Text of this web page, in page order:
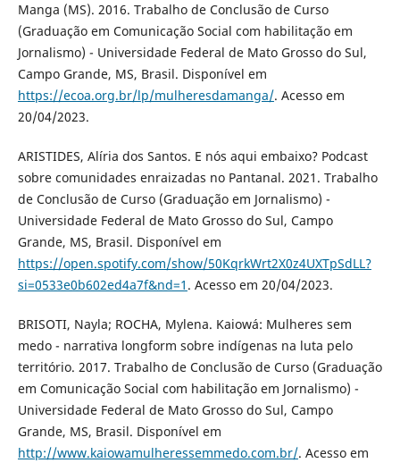
Manga (MS). 2016. Trabalho de Conclusão de Curso
(Graduação em Comunicação Social com habilitação em
Jornalismo) - Universidade Federal de Mato Grosso do Sul,
Campo Grande, MS, Brasil. Disponível em
https://ecoa.org.br/lp/mulheresdamanga/. Acesso em
20/04/2023.
ARISTIDES, Alíria dos Santos. E nós aqui embaixo? Podcast
sobre comunidades enraizadas no Pantanal. 2021. Trabalho
de Conclusão de Curso (Graduação em Jornalismo) -
Universidade Federal de Mato Grosso do Sul, Campo
Grande, MS, Brasil. Disponível em
https://open.spotify.com/show/50KqrkWrt2X0z4UXTpSdLL?
si=0533e0b602ed4a7f&nd=1 . Acesso em 20/04/2023.
BRISOTI, Nayla; ROCHA, Mylena. Kaiowá: Mulheres sem
medo - narrativa longform sobre indígenas na luta pelo
território. 2017. Trabalho de Conclusão de Curso (Graduação
em Comunicação Social com habilitação em Jornalismo) -
Universidade Federal de Mato Grosso do Sul, Campo
Grande, MS, Brasil. Disponível em
http://www.kaiowamulheressemmedo.com.br/. Acesso em